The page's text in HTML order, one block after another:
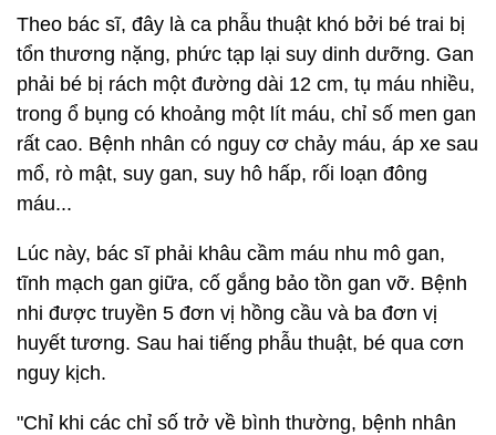
Theo bác sĩ, đây là ca phẫu thuật khó bởi bé trai bị
tổn thương nặng, phức tạp lại suy dinh dưỡng. Gan
phải bé bị rách một đường dài 12 cm, tụ máu nhiều,
trong ổ bụng có khoảng một lít máu, chỉ số men gan
rất cao. Bệnh nhân có nguy cơ chảy máu, áp xe sau
mổ, rò mật, suy gan, suy hô hấp, rối loạn đông
máu...
Lúc này, bác sĩ phải khâu cầm máu nhu mô gan,
tĩnh mạch gan giữa, cố gắng bảo tồn gan vỡ. Bệnh
nhi được truyền 5 đơn vị hồng cầu và ba đơn vị
huyết tương. Sau hai tiếng phẫu thuật, bé qua cơn
nguy kịch.
"Chỉ khi các chỉ số trở về bình thường, bệnh nhân